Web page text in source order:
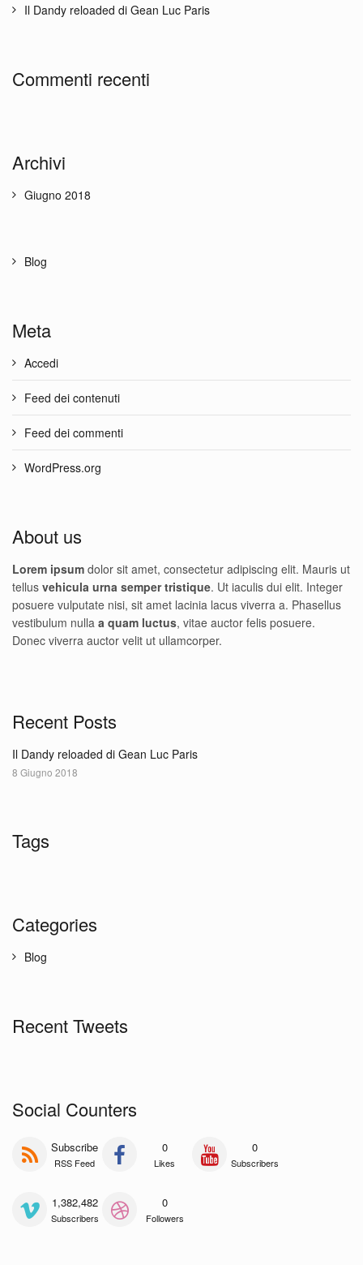
Il Dandy reloaded di Gean Luc Paris
Commenti recenti
Archivi
Giugno 2018
Blog
Meta
Accedi
Feed dei contenuti
Feed dei commenti
WordPress.org
About us
Lorem ipsum dolor sit amet, consectetur adipiscing elit. Mauris ut
tellus vehicula urna semper tristique. Ut iaculis dui elit. Integer
posuere vulputate nisi, sit amet lacinia lacus viverra a. Phasellus
vestibulum nulla a quam luctus, vitae auctor felis posuere.
Donec viverra auctor velit ut ullamcorper.
Recent Posts
Il Dandy reloaded di Gean Luc Paris
8 Giugno 2018
Tags
Categories
Blog
Recent Tweets
Social Counters
Subscribe
RSS Feed
0
Likes
0
Subscribers
1,382,482
Subscribers
0
Followers